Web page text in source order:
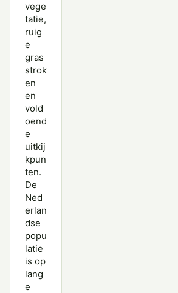
vege
tatie,
ruig
e
gras
strok
en
en
vold
oend
e
uitkij
kpun
ten.
De
Ned
erlan
dse
popu
latie
is op
lang
e